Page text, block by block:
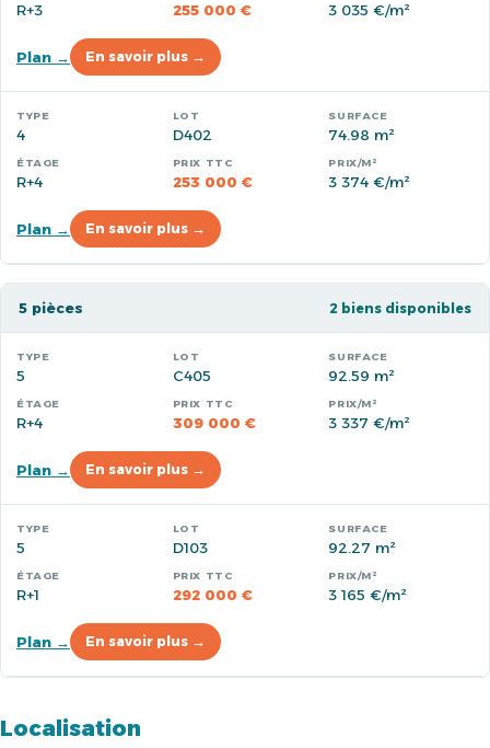
R+3 255 000 € 3 035 €/m²
Plan → En savoir plus →
4 D402 74.98 m²
R+4 253 000 € 3 374 €/m²
Plan → En savoir plus →
5 pièces 2 biens disponibles
5 C405 92.59 m²
R+4 309 000 € 3 337 €/m²
Plan → En savoir plus →
5 D103 92.27 m²
R+1 292 000 € 3 165 €/m²
Plan → En savoir plus →
Localisation